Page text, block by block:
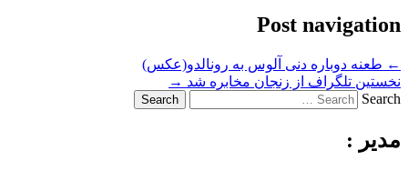
Post navigation
← طعنه دوباره دنی آلوس به رونالدو(عکس)
نخستین تلگراف از زنجان مخابره شد →
Search
مدیر :